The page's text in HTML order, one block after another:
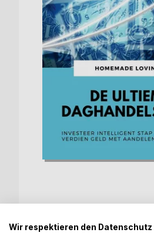
Wir respektieren den Datenschutz